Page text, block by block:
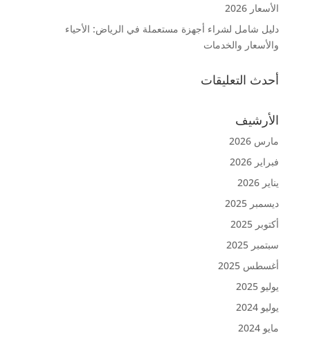
الأسعار 2026
دليل شامل لشراء أجهزة مستعملة في الرياض: الأحياء
والأسعار والخدمات
أحدث التعليقات
الأرشيف
مارس 2026
فبراير 2026
يناير 2026
ديسمبر 2025
أكتوبر 2025
سبتمبر 2025
أغسطس 2025
يوليو 2025
يوليو 2024
مايو 2024